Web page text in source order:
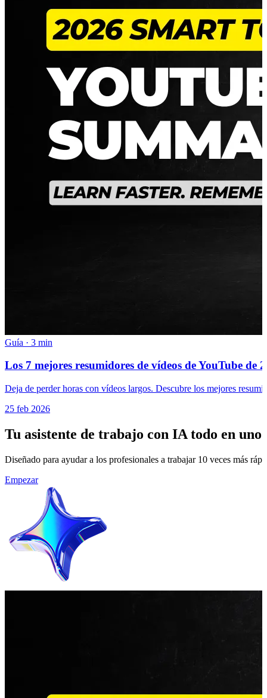
Guía · 3 min
Los 7 mejores resumidores de vídeos de YouTube de
Deja de perder horas con vídeos largos. Descubre los mejores
25 feb 2026
Tu asistente de trabajo con IA todo en uno
Diseñado para ayudar a los profesionales a trabajar 10 veces más
Empezar